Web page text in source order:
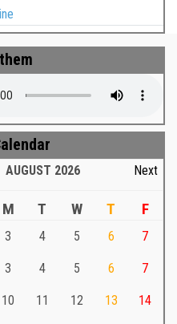
Representative
AUGUST 2026 Next
M T W T F
3 4 5 6 7
3 4 5 6 7
10 11 12 13 14